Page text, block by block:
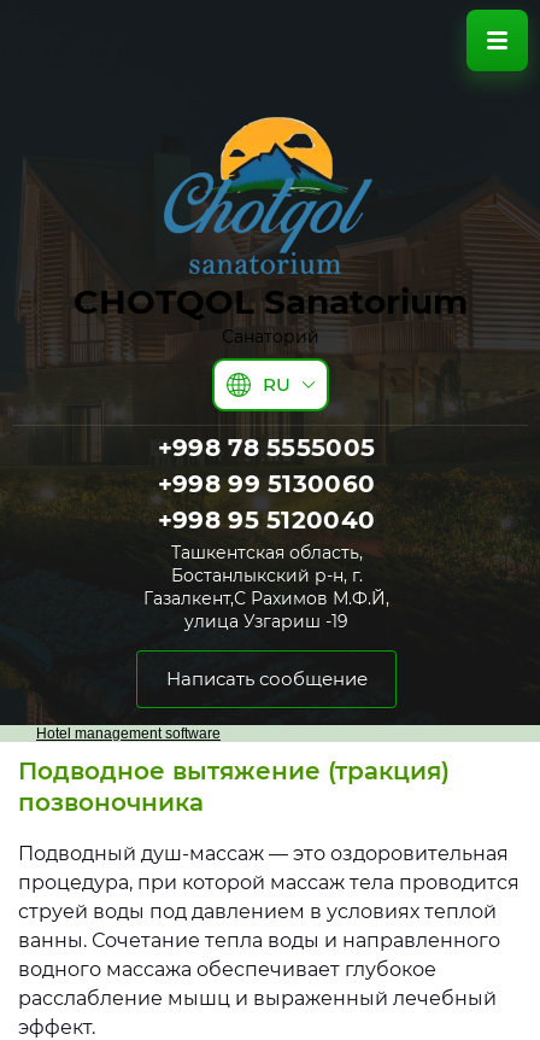
CHOTQOL Sanatorium
Санаторий
RU
+998 78 5555005
+998 99 5130060
+998 95 5120040
Ташкентская область,
Бостанлыкский р-н, г.
Газалкент,С Рахимов М.Ф.Й,
улица Узгариш -19
Написать сообщение
Hotel management software
Подводное вытяжение (тракция)
позвоночника
Подводный душ-массаж — это оздоровительная
процедура, при которой массаж тела проводится
струей воды под давлением в условиях теплой
ванны. Сочетание тепла воды и направленного
водного массажа обеспечивает глубокое
расслабление мышц и выраженный лечебный
эффект.